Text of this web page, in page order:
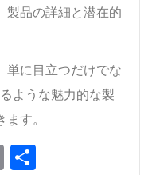
製品の詳細と潜在的
単に目立つだけでな
ような魅力的な製
す。
Email